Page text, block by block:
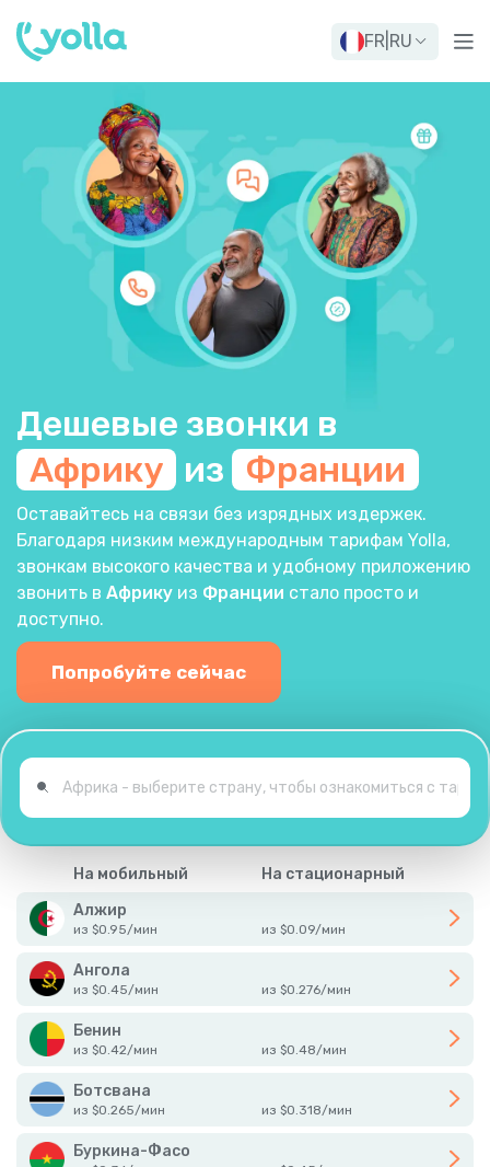
FR RU
Дешевые звонки в
Африку из Франции
Оставайтесь на связи без изрядных издержек.
Благодаря низким международным тарифам Yolla,
звонкам высокого качества и удобному приложению
звонить в Африку из Франции стало просто и
доступно.
Попробуйте сейчас
На мобильный
На стационарный
Алжир
из $0.95/мин из $0.09/мин
Ангола
из $0.45/мин из $0.276/мин
Бенин
из $0.42/мин из $0.48/мин
Ботсвана
из $0.265/мин из $0.318/мин
Буркина-Фасо